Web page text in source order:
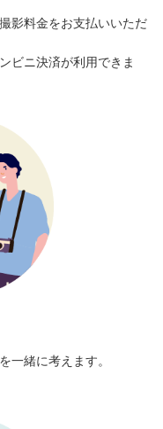
影料金をお支払いいただ
ビニ決済が利用できま
一緒に考えます。